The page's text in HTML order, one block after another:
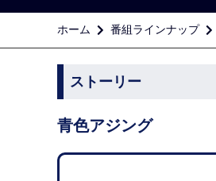
ホーム 番組ラインナップ
ストーリー
青色アジング